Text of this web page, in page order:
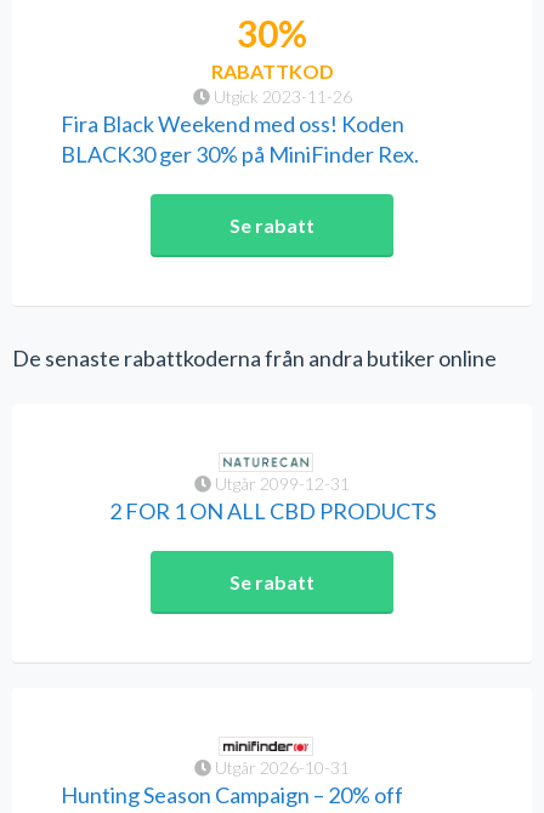
Utgick 2023-11-26
30%
RABATTKOD
Fira Black Weekend med oss! Koden
BLACK30 ger 30% på MiniFinder Rex.
Se rabatt
De senaste rabattkoderna från andra butiker online
Utgår 2099-12-31
2 FOR 1 ON ALL CBD PRODUCTS
Se rabatt
Utgår 2026-10-31
Hunting Season Campaign – 20% off